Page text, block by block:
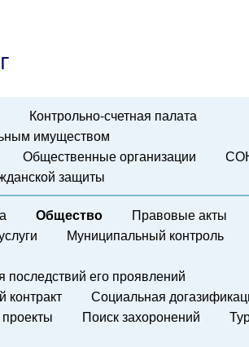
Контрольно-счетная палата
имуществом
Общественные организации
защиты
Общество
Правовые акты
Муниципальный контроль
его проявлений
Социальная
Поиск захоронений